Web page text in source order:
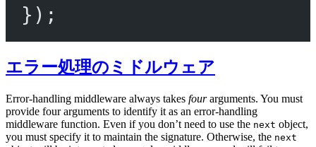
});
エラー処理のミドルウェア
Error-handling middleware always takes fourarguments. You must
provide four arguments to identify it as an error-handling
middleware function. Even if you don’t need to use the next object,
you must specify it to maintain the signature. Otherwise, the next